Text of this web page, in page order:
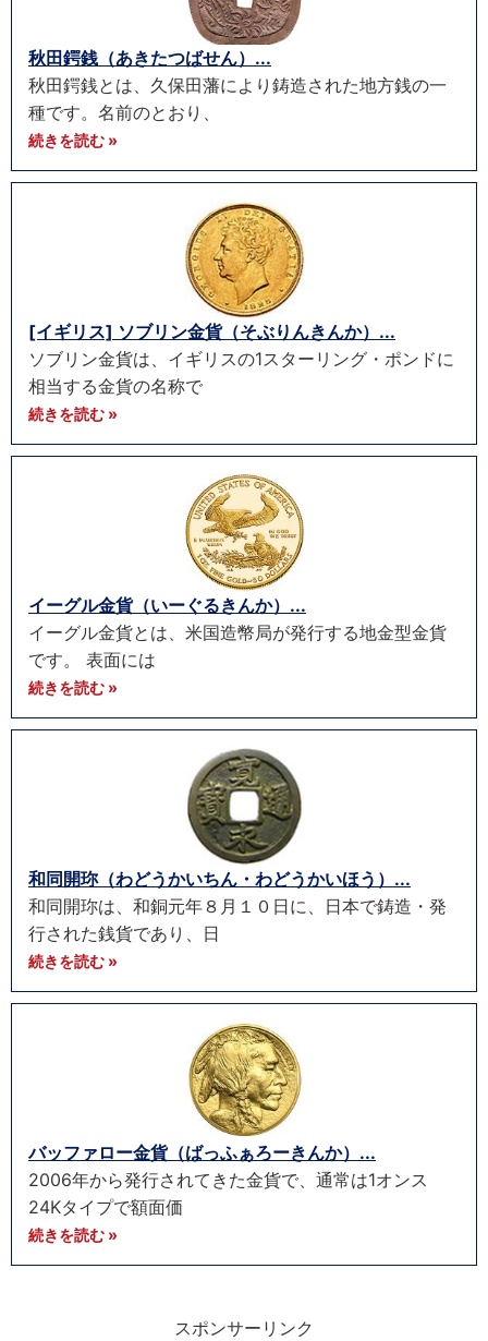
秋田鍔銭（あきたつばせん）...
秋田鍔銭とは、久保田藩により鋳造された地方銭の一
種です。名前のとおり、
続きを読む »
[イギリス] ソブリン金貨（そぶりんきんか）...
ソブリン金貨は、イギリスの1スターリング・ポンドに
相当する金貨の名称で
続きを読む »
イーグル金貨（いーぐるきんか）...
イーグル金貨とは、米国造幣局が発行する地金型金貨
です。 表面には
続きを読む »
和同開珎（わどうかいちん・わどうかいほう）...
和同開珎は、和銅元年８月１０日に、日本で鋳造・発
行された銭貨であり、日
続きを読む »
バッファロー金貨（ばっふぁろーきんか）...
2006年から発行されてきた金貨で、通常は1オンス
24Kタイプで額面価
続きを読む »
スポンサーリンク